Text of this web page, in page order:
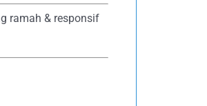
ramah & responsif